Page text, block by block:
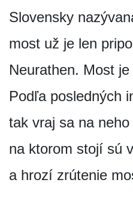
Slovensky
most už je len
Neurathen. Most
Podľa posledných
tak vraj sa na
na ktorom stojí sú
a hrozí zrútenie